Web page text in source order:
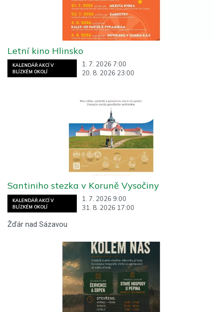
KALENDÁŘ AKCÍ V
BLÍZKÉM OKOLÍ
1. 7. 2026 7:00
20. 8. 2026 23:00
Letní kino Hlinsko
KALENDÁŘ AKCÍ V
BLÍZKÉM OKOLÍ
1. 7. 2026 9:00
31. 8. 2026 17:00
Santiniho stezka v Koruně Vysočiny
Žďár nad Sázavou